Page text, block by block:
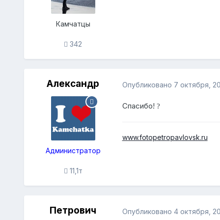
Камчатцы
342
Александр
Администратор
11,1т
Опубликовано 7 октября,
Спасибо! ?
www.fotopetropavlovsk.ru
Петрович Опубликовано 4 октября,